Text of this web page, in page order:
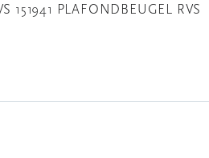
151941 PLAFONDBEUGEL RVS